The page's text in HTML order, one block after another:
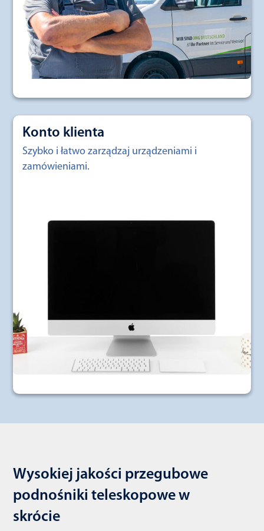
Konto klienta
Szybko i łatwo zarządzaj urządzeniami i
zamówieniami.
Wysokiej jakości przegubowe
podnośniki teleskopowe w
skrócie